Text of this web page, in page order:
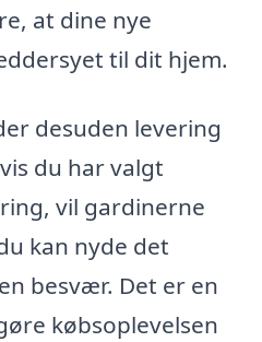
at dine nye
til dit hjem.
desuden levering
du har valgt
vil gardinerne
kan nyde det
besvær. Det er en
købsoplevelsen